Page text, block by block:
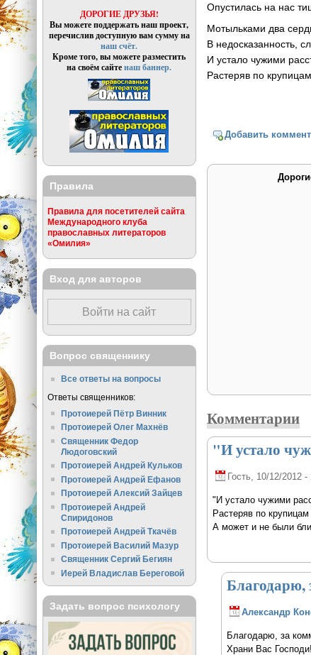
Опустилась на нас
Мотыльками два
В недосказанность,
И устало чужими
Растеряв по
Добавить
Комментарии
"И устало
Гость, 10/12/2012 -
"И устало чужими
Растеряв по
А может и не были
Благодарю,
Александр
Благодарю, за
Храни Вас Господи!
ДОРОГИЕ ДРУЗЬЯ!
Вы можете поддержать наш проект,
перечислив доступную вам сумму на
наш счёт.
Кроме того, вы можете разместить
на своём сайтенаш баннер.
Правила
Правила для посетителей сайта
Международного клуба
православных литераторов
«Омилия»
Вход для авторов
Войти на сайт
Вопрос священнику
Все ответы на вопросы
Ответы священников:
Протоиерей Пётр Винник
Протоиерей Олег Махнёв
Священник Федор
Людоговский
Протоиерей Андрей Кульков
Протоиерей Андрей Ефанов
Протоиерей Алексий Зайцев
Протоиерей Андрей
Спиридонов
Протоиерей Андрей Ткачёв
Протоиерей Василий Мазур
Священник Сергий Бегиян
Иерей Владислав Береговой
Задать вопрос психологу